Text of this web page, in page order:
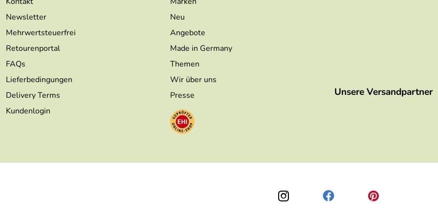
Newsletter
Mehrwertsteuerfrei
Retourenportal
FAQs
Lieferbedingungen
Delivery Terms
Kundenlogin
Neu
Angebote
Made in Germany
Themen
Wir über uns
Presse
Unsere Versandpartner